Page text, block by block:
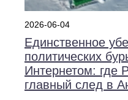
2026-06-04
Единственное
политических
Интернетом: где
главный след в